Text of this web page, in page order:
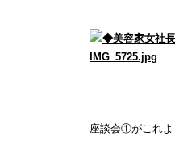
座談会①がこれよ